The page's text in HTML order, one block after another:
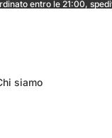
entro le 21:00,
siamo